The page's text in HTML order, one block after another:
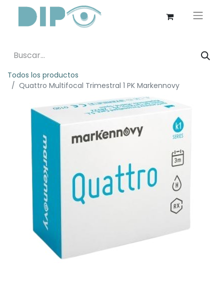
Todos los productos
Quattro Multifocal Trimestral 1 PK Markennovy